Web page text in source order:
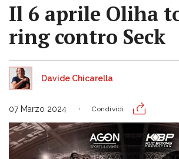
Il 6 aprile Oliha
ring contro Seck
Davide Chicarella
07 Marzo 2024 Condividi